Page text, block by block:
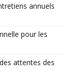
annuels
pour les
attentes des